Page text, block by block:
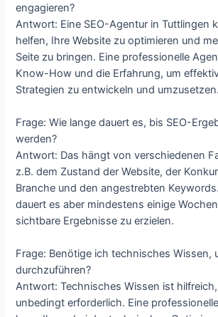
engagieren?
Antwort: Eine SEO-Agentur in Tuttlingen
helfen, Ihre Website zu optimieren und
Seite zu bringen. Eine professionelle
Know-How und die Erfahrung, um
Strategien zu entwickeln und umzusetzen.
Frage: Wie lange dauert es, bis SEO-
werden?
Antwort: Das hängt von verschiedenen
z.B. dem Zustand der Website, der
Branche und den angestrebten
dauert es aber mindestens einige
sichtbare Ergebnisse zu erzielen.
Frage: Benötige ich technisches Wissen,
durchzuführen?
Antwort: Technisches Wissen ist
unbedingt erforderlich. Eine